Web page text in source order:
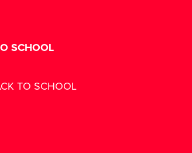
SCHOOL
TO SCHOOL